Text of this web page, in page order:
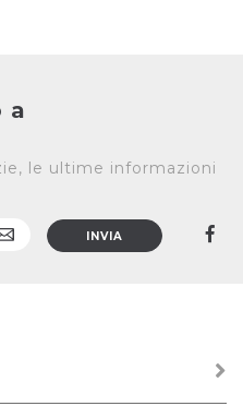
a
le ultime informazioni